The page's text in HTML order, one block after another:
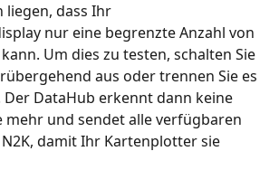
liegen, dass Ihr
nur eine begrenzte Anzahl von
Um dies zu testen, schalten Sie
aus oder trennen Sie es
DataHub erkennt dann keine
mehr und sendet alle verfügbaren
N2K, damit Ihr Kartenplotter sie